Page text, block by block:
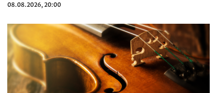
08.08.2026, 20:00